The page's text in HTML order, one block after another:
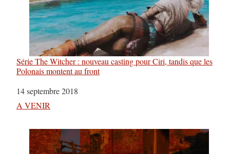
Série The Witcher : nouveau casting pour Ciri, tandis que les
Polonais montent au front
Date
14 septembre 2018
Par rapport à
A VENIR